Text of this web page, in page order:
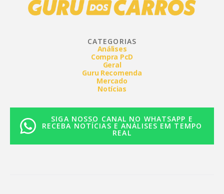
CATEGORIAS
Análises
Compra PcD
Geral
Guru Recomenda
Mercado
Notícias
SIGA NOSSO CANAL NO WHATSAPP E
RECEBA NOTÍCIAS E ANÁLISES EM TEMPO
REAL